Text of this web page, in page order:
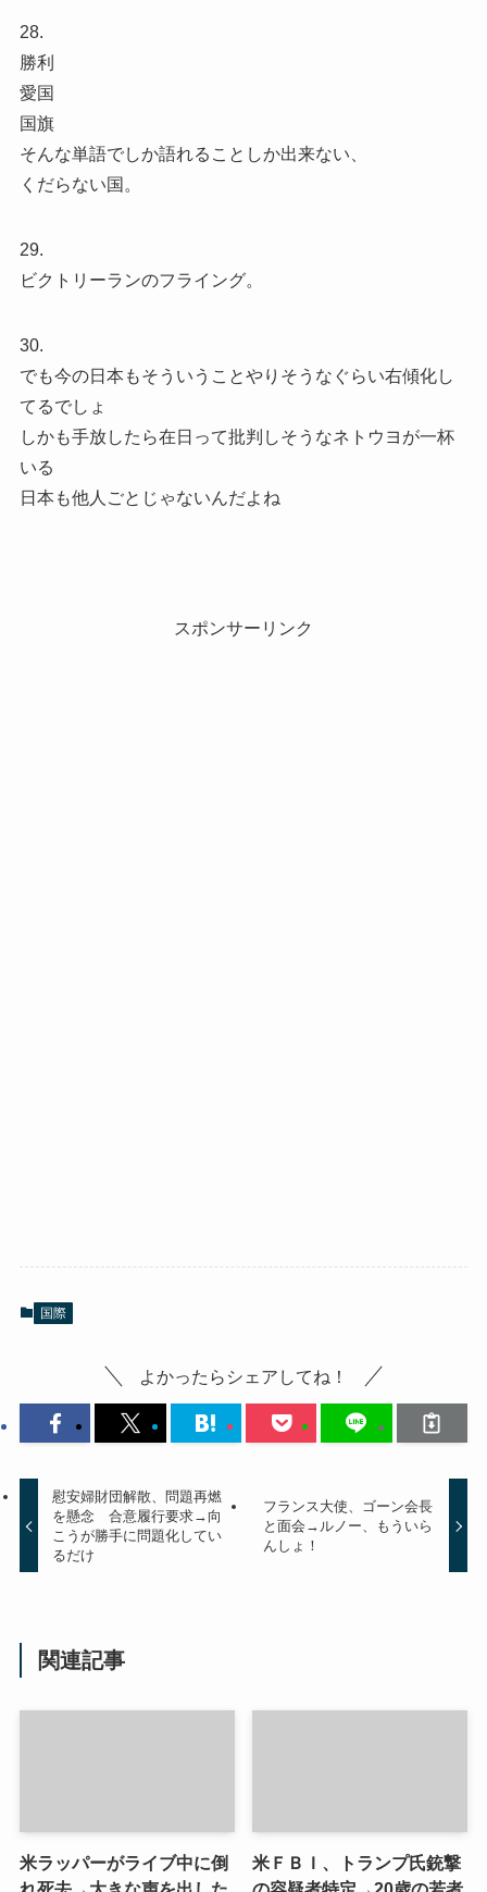
28.
勝利
愛国
国旗
そんな単語でしか語れることしか出来ない、
くだらない国。
29.
ビクトリーランのフライング。
30.
でも今の日本もそういうことやりそうなぐらい右傾化し
てるでしょ
しかも手放したら在日って批判しそうなネトウヨが一杯
いる
日本も他人ごとじゃないんだよね
スポンサーリンク
国際
よかったらシェアしてね！
慰安婦財団解散、問題再燃
を懸念 合意履行要求→向
こうが勝手に問題化してい
るだけ
フランス大使、ゴーン会長
と面会→ルノー、もういら
んしょ！
関連記事
米ラッパーがライブ中に倒
米ＦＢＩ、トランプ氏銃撃